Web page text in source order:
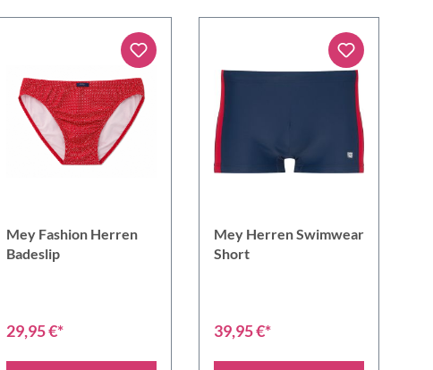
Mey Fashion Herren
Badeslip
29,95 €*
Mey Herren Swimwear
Short
39,95 €*